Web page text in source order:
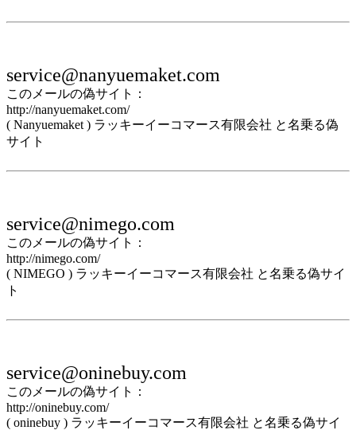
service@nanyuemaket.com
このメールの偽サイト：
http://nanyuemaket.com/
( Nanyuemaket ) ラッキーイーコマース有限会社 と名乗る偽
サイト
service@nimego.com
このメールの偽サイト：
http://nimego.com/
( NIMEGO ) ラッキーイーコマース有限会社 と名乗る偽サイ
ト
service@oninebuy.com
このメールの偽サイト：
http://oninebuy.com/
( oninebuy ) ラッキーイーコマース有限会社 と名乗る偽サイ